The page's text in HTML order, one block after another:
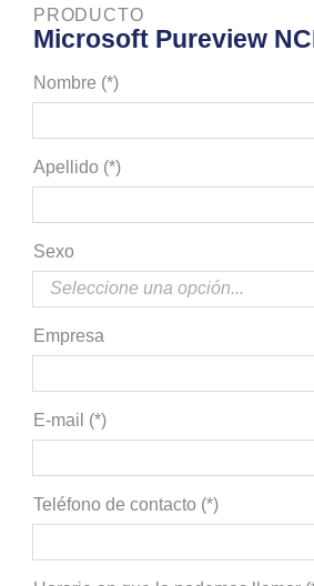
PRODUCTO
Microsoft Pureview
Nombre (*)
Apellido (*)
Sexo
Empresa
E-mail (*)
Teléfono de contacto (*)